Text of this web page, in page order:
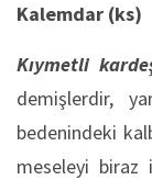
Kalemdar (ks)
Kıymetli
demişlerdir,
bedenindeki
meseleyi biraz